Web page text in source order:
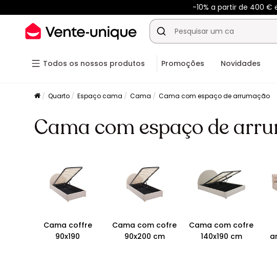
-10% a partir de 400
Todos os nossos produtos Promoções Novidades
Quarto Espaço cama Cama Cama com espaço de arrumação
Cama com espaço de
Cama coffre
90x190
Cama com cofre
90x200 cm
Cama com cofre
140x190 cm